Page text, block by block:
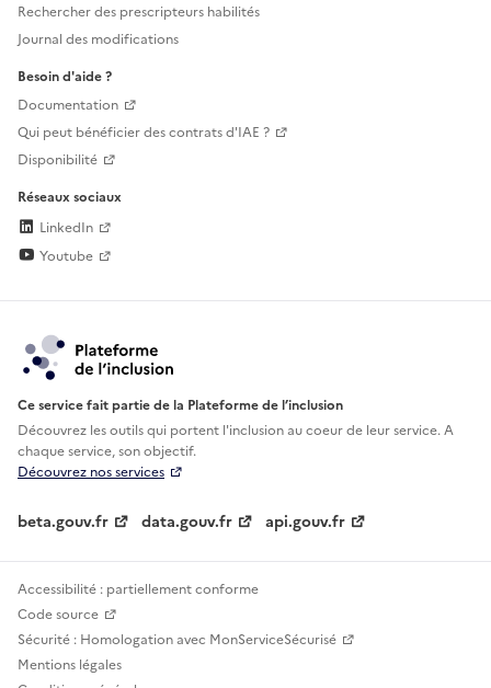
Rechercher des prescripteurs habilités
Journal des modifications
Besoin d'aide ?
Documentation
Qui peut bénéficier des contrats d'IAE ?
Disponibilité
Réseaux sociaux
LinkedIn
Youtube
Ce service fait partie de la Plateforme de l’inclusion
Découvrez les outils qui portent l'inclusion aucoeur de leur service. A
chaque service, son objectif.
Découvrez nos services
beta.gouv.fr data.gouv.fr api.gouv.fr
Accessibilité : partiellement conforme
Code source
Sécurité : Homologation avec MonServiceSécurisé
Mentions légales